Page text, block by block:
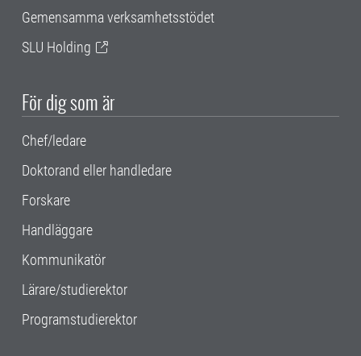
Gemensamma verksamhetsstödet
SLU Holding
För dig som är
Chef/ledare
Doktorand eller handledare
Forskare
Handläggare
Kommunikatör
Lärare/studierektor
Programstudierektor